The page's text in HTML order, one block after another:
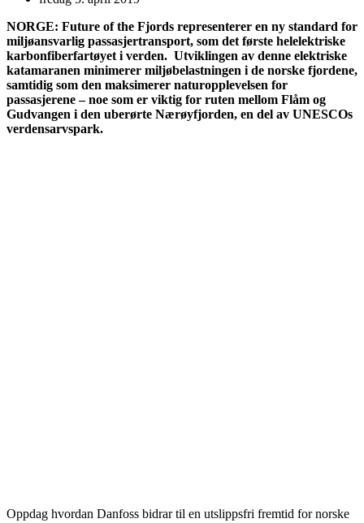
NORGE: Future of the Fjords representerer en ny standard for
miljøansvarlig passasjertransport, som det første helelektriske
karbonfiberfartøyet i verden. Utviklingen av denne elektriske
katamaranen minimerer miljøbelastningen i de norske fjordene,
samtidig som den maksimerer naturopplevelsen for
passasjerene – noe som er viktig for ruten mellom Flåm og
Gudvangen i den uberørte Nærøyfjorden, en del av UNESCOs
verdensarvspark.
Oppdag hvordan Danfoss bidrar til en utslippsfri fremtid for norske